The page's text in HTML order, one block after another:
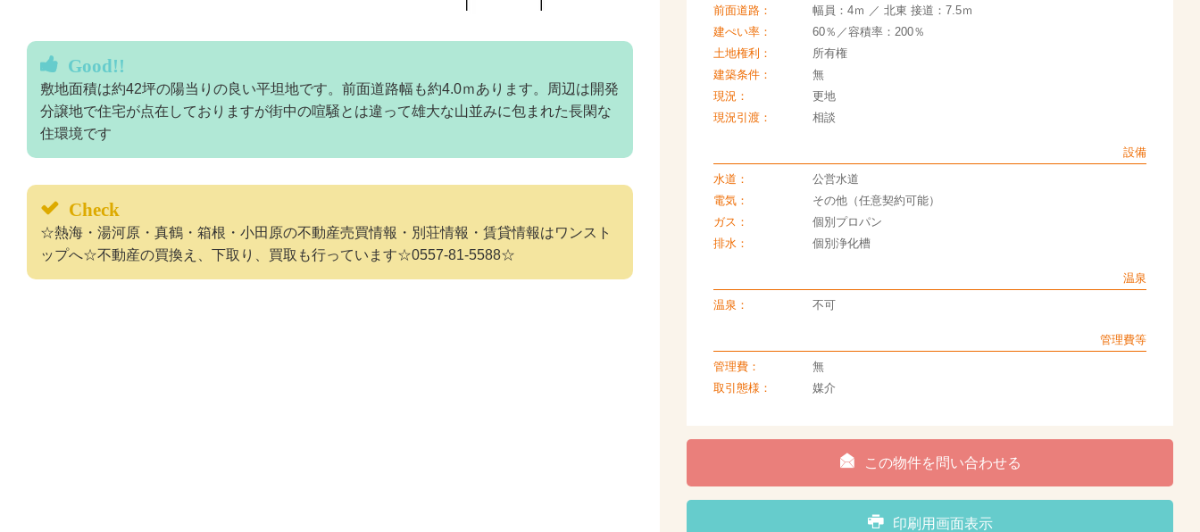
Good!!
敷地面積は約42坪の陽当りの良い平坦地です。前面道路幅も約4.0ｍあります。周辺は開発
分譲地で住宅が点在しておりますが街中の喧騒とは違って雄大な山並みに包まれた長閑な
住環境です
Check
☆熱海・湯河原・真鶴・箱根・小田原の不動産売買情報・別荘情報・賃貸情報はワンスト
ップへ☆不動産の買換え、下取り、買取も行っています☆0557-81-5588☆
前面道路：
幅員：4ｍ ／ 北東 接道：7.5ｍ
建ぺい率：
60％／容積率：200％
土地権利：
所有権
建築条件：
無
現況：
更地
現況引渡：
相談
設備
水道：
公営水道
電気：
その他（任意契約可能）
ガス：
個別プロパン
排水：
個別浄化槽
温泉
温泉：
不可
管理費等
管理費：
無
取引態様：
媒介
この物件を問い合わせる
印刷用画面表示